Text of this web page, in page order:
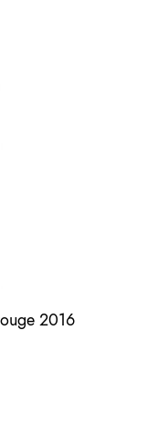
2016